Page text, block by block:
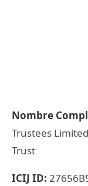
Nombre
Trustees
Trust
ICIJ ID: